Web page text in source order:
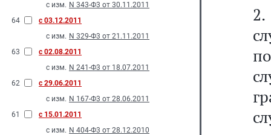
с изм. N 343-Ф3 от 30.11.2011
64
с 03.12.2011
с изм. N 329-Ф3 от 21.11.2011
63
с 02.08.2011
с изм. N 241-Ф3 от 18.07.2011
62
с 29.06.2011
с изм. N 167-Ф3 от 28.06.2011
61
с 15.01.2011
с изм. N 404-Ф3 от 28.12.2010